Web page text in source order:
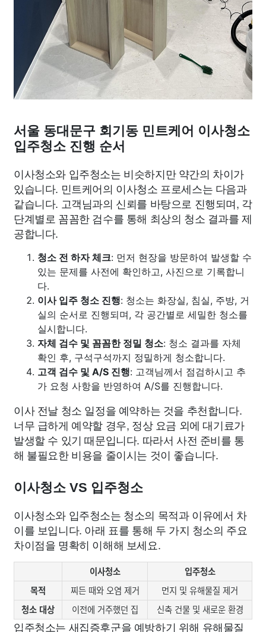
서울 동대문구 회기동 민트케어 이사청소
입주청소 진행 순서
이사청소와 입주청소는 비슷하지만 약간의 차이가
있습니다. 민트케어의 이사청소 프로세스는 다음과
같습니다. 고객님과의 신뢰를 바탕으로 진행되며, 각
단계별로 꼼꼼한 검수를 통해 최상의 청소 결과를 제
공합니다.
청소 전 하자 체크: 먼저 현장을 방문하여 발생할 수
있는 문제를 사전에 확인하고, 사진으로 기록합니
다.
이사 입주 청소 진행: 청소는 화장실, 침실, 주방, 거
실의 순서로 진행되며, 각 공간별로 세밀한 청소를
실시합니다.
자체 검수 및 꼼꼼한 정밀 청소: 청소 결과를 자체
확인 후, 구석구석까지 정밀하게 청소합니다.
고객 검수 및 A/S 진행: 고객님께서 점검하시고 추
가 요청 사항을 반영하여 A/S를 진행합니다.
이사 전날 청소 일정을 예약하는 것을 추천합니다.
너무 급하게 예약할 경우, 정상 요금 외에 대기료가
발생할 수 있기 때문입니다. 따라서 사전 준비를 통
해 불필요한 비용을 줄이시는 것이 좋습니다.
이사청소 VS 입주청소
이사청소와 입주청소는 청소의 목적과 이유에서 차
이를 보입니다. 아래 표를 통해 두 가지 청소의 주요
차이점을 명확히 이해해 보세요.
이사청소
입주청소
목적
찌든 때와 오염 제거
먼지 및 유해물질 제거
청소 대상
이전에 거주했던 집 신축 건물 및 새로운 환경
입주청소는 새집증후군을 예방하기 위해 유해물질